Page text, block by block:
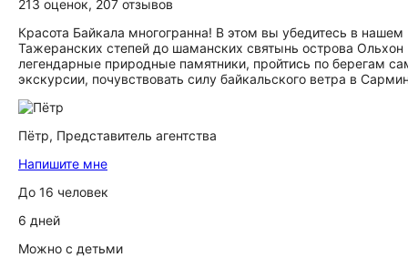
213 оценок, 207 отзывов
Красота Байкала многогранна! В этом вы убедитесь в
Тажеранских степей до шаманских святынь острова
легендарные природные памятники, пройтись по берегам
экскурсии, почувствовать силу байкальского ветра в
Пётр, Представитель агентства
Напишите мне
До 16 человек
6 дней
Можно с детьми